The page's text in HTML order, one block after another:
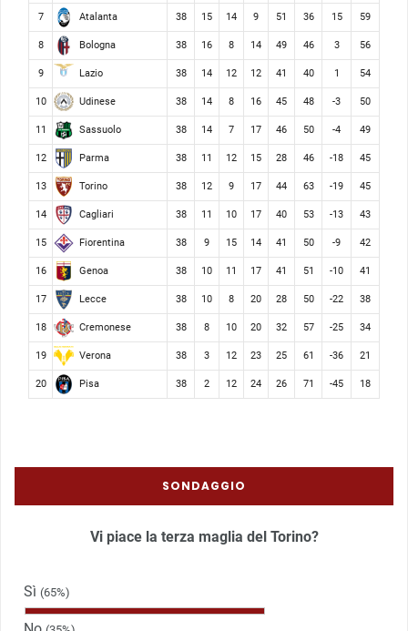
7 Atalanta 38 15 14 9 51 36 15 59
8 Bologna 38 16 8 14 49 46 3 56
9 Lazio 38 14 12 12 41 40 1 54
10 Udinese 38 14 8 16 45 48 -3 50
11 Sassuolo 38 14 7 17 46 50 -4 49
12 Parma 38 11 12 15 28 46 -18 45
13 Torino 38 12 9 17 44 63 -19 45
14 Cagliari 38 11 10 17 40 53 -13 43
15 Fiorentina 38 9 15 14 41 50 -9 42
16 Genoa 38 10 11 17 41 51 -10 41
17 Lecce 38 10 8 20 28 50 -22 38
18 Cremonese 38 8 10 20 32 57 -25 34
19 Verona 38 3 12 23 25 61 -36 21
20 Pisa 38 2 12 24 26 71 -45 18
SONDAGGIO
Vi piace la terza maglia del Torino?
Sì (65%)